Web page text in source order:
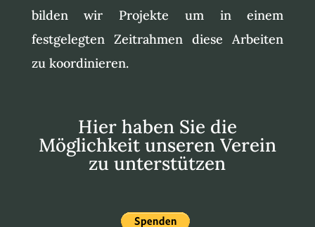
bilden wir Projekte um in einem
festgelegten Zeitrahmen diese Arbeiten
zu koordinieren.
Hier haben Sie die
Möglichkeit unseren Verein
zu unterstützen